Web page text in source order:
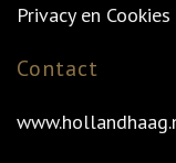
Privacy en Cookies
Contact